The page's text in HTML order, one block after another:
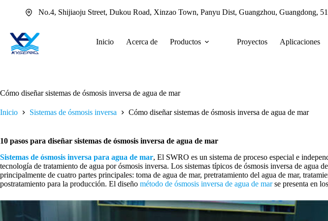
No.4, Shijiaoju Street, Dukou Road, Xinzao Town, Panyu Dist, Guangzhou, Guangdong,
Inicio Acerca de Productos Proyectos Aplicaciones
Cómo diseñar sistemas de ósmosis inversa de agua de mar
Inicio Sistemas de ósmosis inversa Cómo diseñar sistemas de ósmosis inversa de agua de mar
10 pasos para diseñar sistemas de ósmosis inversa de agua de mar
Sistemas de ósmosis inversa para agua de mar, El SWRO es un sistema de proceso especial e
tecnología de tratamiento de agua por ósmosis inversa. Los sistemas típicos de ósmosis inversa de agua
principalmente de cuatro partes principales: toma de agua de mar, pretratamiento del agua de mar,
postratamiento para la producción. El diseño método de ósmosis inversa de agua de marse presenta en